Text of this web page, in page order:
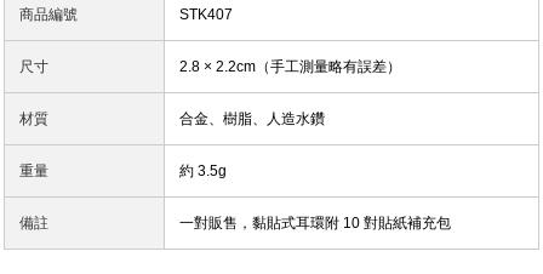
商品編號 STK407
尺寸 2.8 × 2.2cm（手工測量略有誤差）
材質 合金、樹脂、人造水鑽
重量 約 3.5g
備註 一對販售，黏貼式耳環附 10 對貼紙補充包